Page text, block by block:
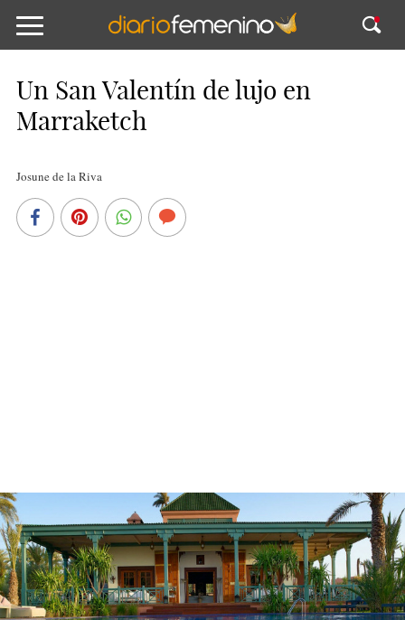
Un San Valentín de lujo en
Marraketch
Josune de la Riva